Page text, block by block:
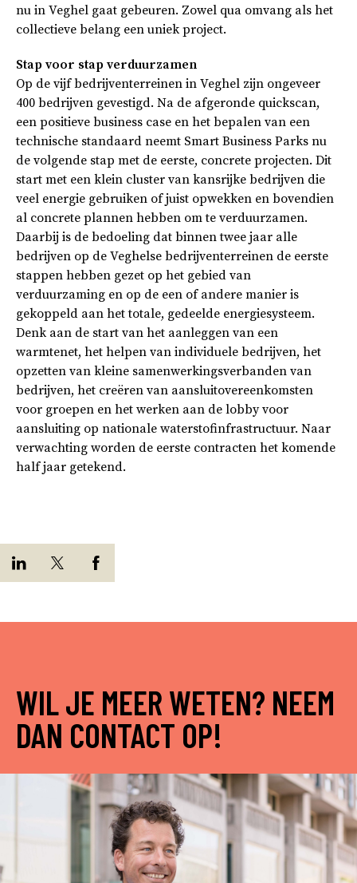
nu in Veghel gaat gebeuren. Zowel qua omvang als het
collectieve belang een uniek project.
Stap voor stap verduurzamen
Op de vijf bedrijventerreinen in Veghel zijn ongeveer
400 bedrijven gevestigd. Na de afgeronde quickscan,
een positieve business case en het bepalen van een
technische standaard neemt Smart Business Parks nu
de volgende stap met de eerste, concrete projecten. Dit
start met een klein cluster van kansrijke bedrijven die
veel energie gebruiken of juist opwekken en bovendien
al concrete plannen hebben om te verduurzamen.
Daarbij is de bedoeling dat binnen twee jaar alle
bedrijven op de Veghelse bedrijventerreinen de eerste
stappen hebben gezet op het gebied van
verduurzaming en op de een of andere manier is
gekoppeld aan het totale, gedeelde energiesysteem.
Denk aan de start van het aanleggen van een
warmtenet, het helpen van individuele bedrijven, het
opzetten van kleine samenwerkingsverbanden van
bedrijven, het creëren van aansluitovereenkomsten
voor groepen en het werken aan de lobby voor
aansluiting op nationale waterstofinfrastructuur. Naar
verwachting worden de eerste contracten het komende
half jaar getekend.
WIL JE MEER WETEN? NEEM
DAN CONTACT OP!